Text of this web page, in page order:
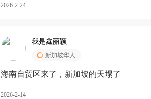
2026-2-24
我是鑫丽颖
新加坡华人
海南自贸区来了，新加坡的天塌了
2026-2-14